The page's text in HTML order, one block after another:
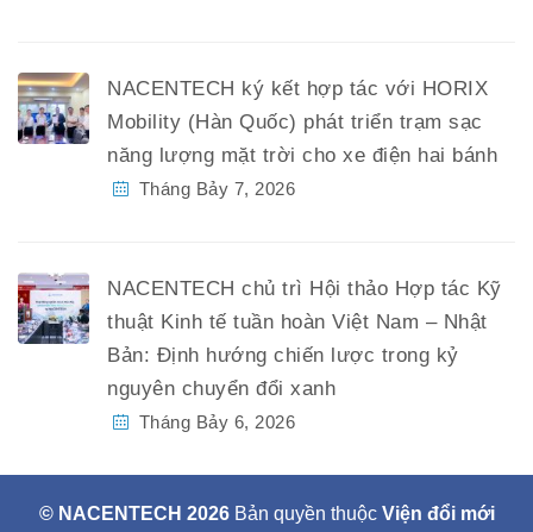
NACENTECH ký kết hợp tác với HORIX
Mobility (Hàn Quốc) phát triển trạm sạc
năng lượng mặt trời cho xe điện hai bánh
Tháng Bảy 7, 2026
NACENTECH chủ trì Hội thảo Hợp tác Kỹ
thuật Kinh tế tuần hoàn Việt Nam – Nhật
Bản: Định hướng chiến lược trong kỷ
nguyên chuyển đổi xanh
Tháng Bảy 6, 2026
© NACENTECH 2026Bản quyền thuộc Viện đổi mới